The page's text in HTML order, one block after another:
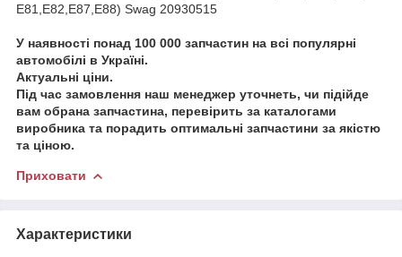
E81,E82,E87,E88) Swag 20930515
У наявності понад 100 000 запчастин на всі популярні
автомобілі в Україні.
Актуальні ціни.
Під час замовлення наш менеджер уточнеть, чи підійде
вам обрана запчастина, перевірить за каталогами
виробника та порадить оптимальні запчастини за якістю
та ціною.
Приховати
Характеристики